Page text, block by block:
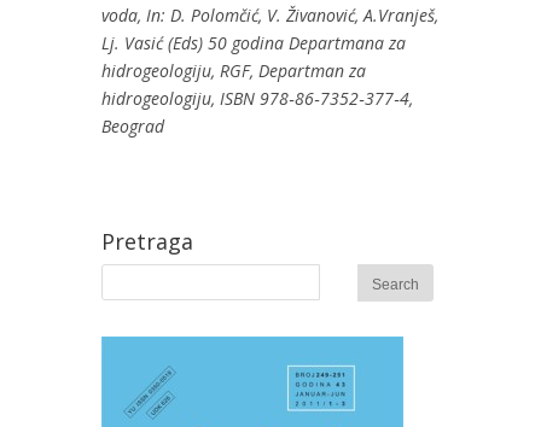
voda, In: D. Polomčić, V. Živanović, A.Vranješ,
Lj. Vasić (Eds) 50 godina Departmana za
hidrogeologiju, RGF, Departman za
hidrogeologiju, ISBN 978‐86‐7352‐377‐4,
Beograd
Pretraga